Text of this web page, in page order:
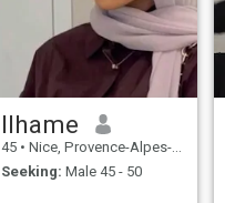
Ilhame
45 • Nice, Provence-Alpes-Côte d'Azur, France
Seeking: Male 45 - 50